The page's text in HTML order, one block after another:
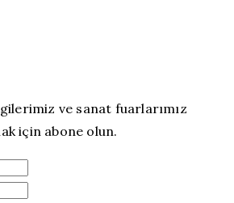
ve sanat fuarlarımız
için abone olun.